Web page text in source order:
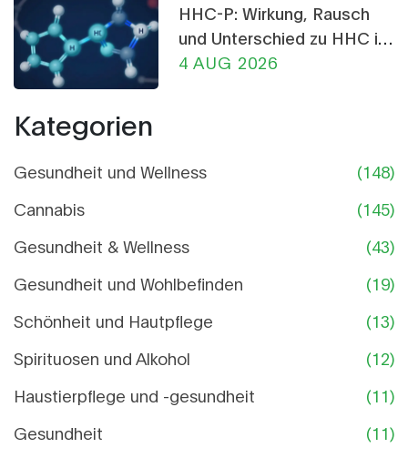
HHC-P: Wirkung, Rausch
und Unterschied zu HHC im
Detail
4 AUG 2026
Kategorien
Gesundheit und Wellness
(148)
Cannabis
(145)
Gesundheit & Wellness
(43)
Gesundheit und Wohlbefinden
(19)
Schönheit und Hautpflege
(13)
Spirituosen und Alkohol
(12)
Haustierpflege und -gesundheit
(11)
Gesundheit
(11)